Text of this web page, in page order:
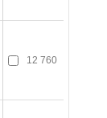
12 760